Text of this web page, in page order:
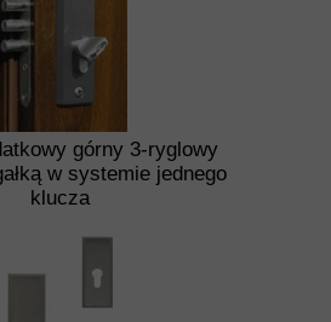
górny 3-ryglowy
w systemie jednego
klucza